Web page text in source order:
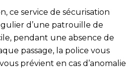
ce service de sécurisation
d’une patrouille de
pendant une absence de
passage, la police vous
prévient en cas d’anomalie